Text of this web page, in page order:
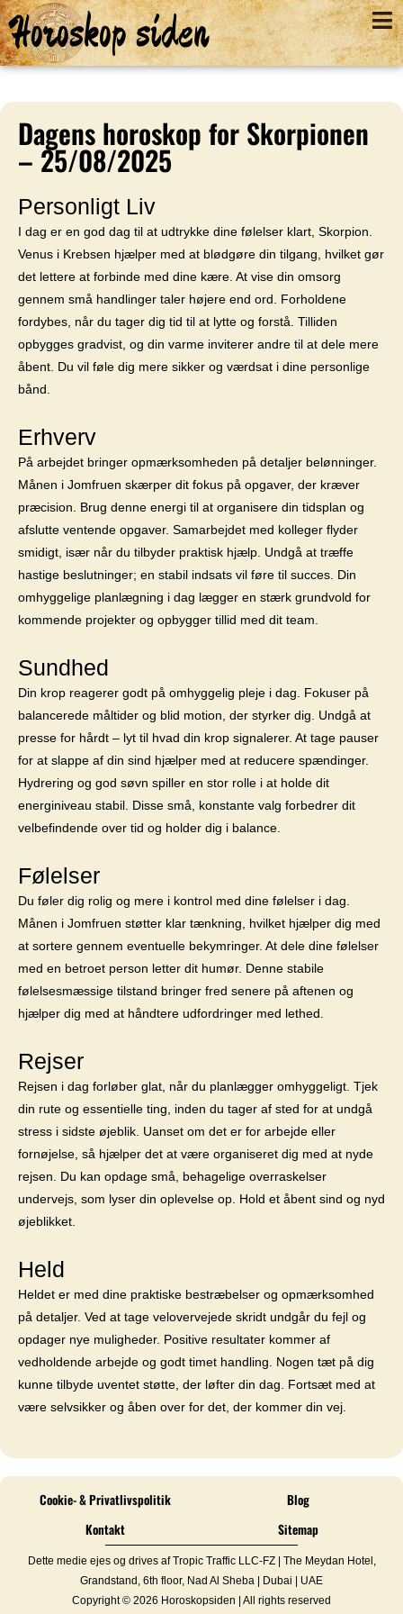
Horoskop siden
Dagens horoskop for Skorpionen
– 25/08/2025
Personligt Liv
I dag er en god dag til at udtrykke dine følelser klart, Skorpion.
Venus i Krebsen hjælper med at blødgøre din tilgang, hvilket gør
det lettere at forbinde med dine kære. At vise din omsorg
gennem små handlinger taler højere end ord. Forholdene
fordybes, når du tager dig tid til at lytte og forstå. Tilliden
opbygges gradvist, og din varme inviterer andre til at dele mere
åbent. Du vil føle dig mere sikker og værdsat i dine personlige
bånd.
Erhverv
På arbejdet bringer opmærksomheden på detaljer belønninger.
Månen i Jomfruen skærper dit fokus på opgaver, der kræver
præcision. Brug denne energi til at organisere din tidsplan og
afslutte ventende opgaver. Samarbejdet med kolleger flyder
smidigt, især når du tilbyder praktisk hjælp. Undgå at træffe
hastige beslutninger; en stabil indsats vil føre til succes. Din
omhyggelige planlægning i dag lægger en stærk grundvold for
kommende projekter og opbygger tillid med dit team.
Sundhed
Din krop reagerer godt på omhyggelig pleje i dag. Fokuser på
balancerede måltider og blid motion, der styrker dig. Undgå at
presse for hårdt – lyt til hvad din krop signalerer. At tage pauser
for at slappe af din sind hjælper med at reducere spændinger.
Hydrering og god søvn spiller en stor rolle i at holde dit
energiniveau stabil. Disse små, konstante valg forbedrer dit
velbefindende over tid og holder dig i balance.
Følelser
Du føler dig rolig og mere i kontrol med dine følelser i dag.
Månen i Jomfruen støtter klar tænkning, hvilket hjælper dig med
at sortere gennem eventuelle bekymringer. At dele dine følelser
med en betroet person letter dit humør. Denne stabile
følelsesmæssige tilstand bringer fred senere på aftenen og
hjælper dig med at håndtere udfordringer med lethed.
Rejser
Rejsen i dag forløber glat, når du planlægger omhyggeligt. Tjek
din rute og essentielle ting, inden du tager af sted for at undgå
stress i sidste øjeblik. Uanset om det er for arbejde eller
fornøjelse, så hjælper det at være organiseret dig med at nyde
rejsen. Du kan opdage små, behagelige overraskelser
undervejs, som lyser din oplevelse op. Hold et åbent sind og nyd
øjeblikket.
Held
Heldet er med dine praktiske bestræbelser og opmærksomhed
på detaljer. Ved at tage velovervejede skridt undgår du fejl og
opdager nye muligheder. Positive resultater kommer af
vedholdende arbejde og godt timet handling. Nogen tæt på dig
kunne tilbyde uventet støtte, der løfter din dag. Fortsæt med at
være selvsikker og åben over for det, der kommer din vej.
Cookie- & Privatlivspolitik
Blog
Kontakt
Sitemap
Dette medie ejes og drives af Tropic Traffic LLC-FZ | The Meydan Hotel,
Grandstand, 6th floor, Nad Al Sheba | Dubai | UAE
Copyright © 2026 Horoskopsiden | All rights reserved